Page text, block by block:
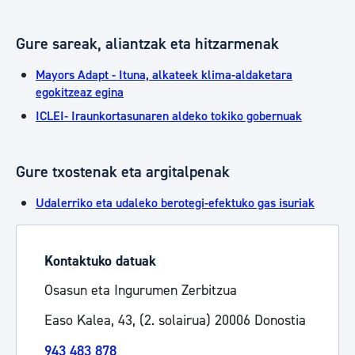
Gure sareak, aliantzak eta hitzarmenak
Mayors Adapt - Ituna, alkateek klima-aldaketara
egokitzeaz egina
ICLEI- Iraunkortasunaren aldeko tokiko gobernuak
Gure txostenak eta argitalpenak
Udalerriko eta udaleko berotegi-efektuko gas isuriak
Kontaktuko datuak
Osasun eta Ingurumen Zerbitzua
Easo Kalea, 43, (2. solairua) 20006 Donostia